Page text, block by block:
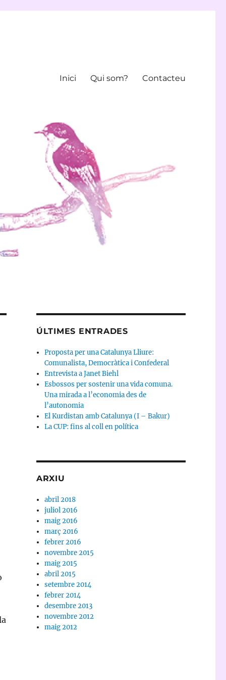
Inici Qui som? Contacteu
ÚLTIMES ENTRADES
Proposta per una Catalunya Lliure:
Comunalista, Democràtica i Confederal
Entrevista a Janet Biehl
Esbossos per sostenir una vida comuna.
Una mirada a l’economia des de
l’autonomia
El Kurdistan amb Catalunya (I – Bakur)
La CUP: fins al coll en política
ARXIU
abril 2018
juliol 2016
maig 2016
març 2016
febrer 2016
novembre 2015
maig 2015
abril 2015
setembre 2014
febrer 2014
desembre 2013
novembre 2012
maig 2012